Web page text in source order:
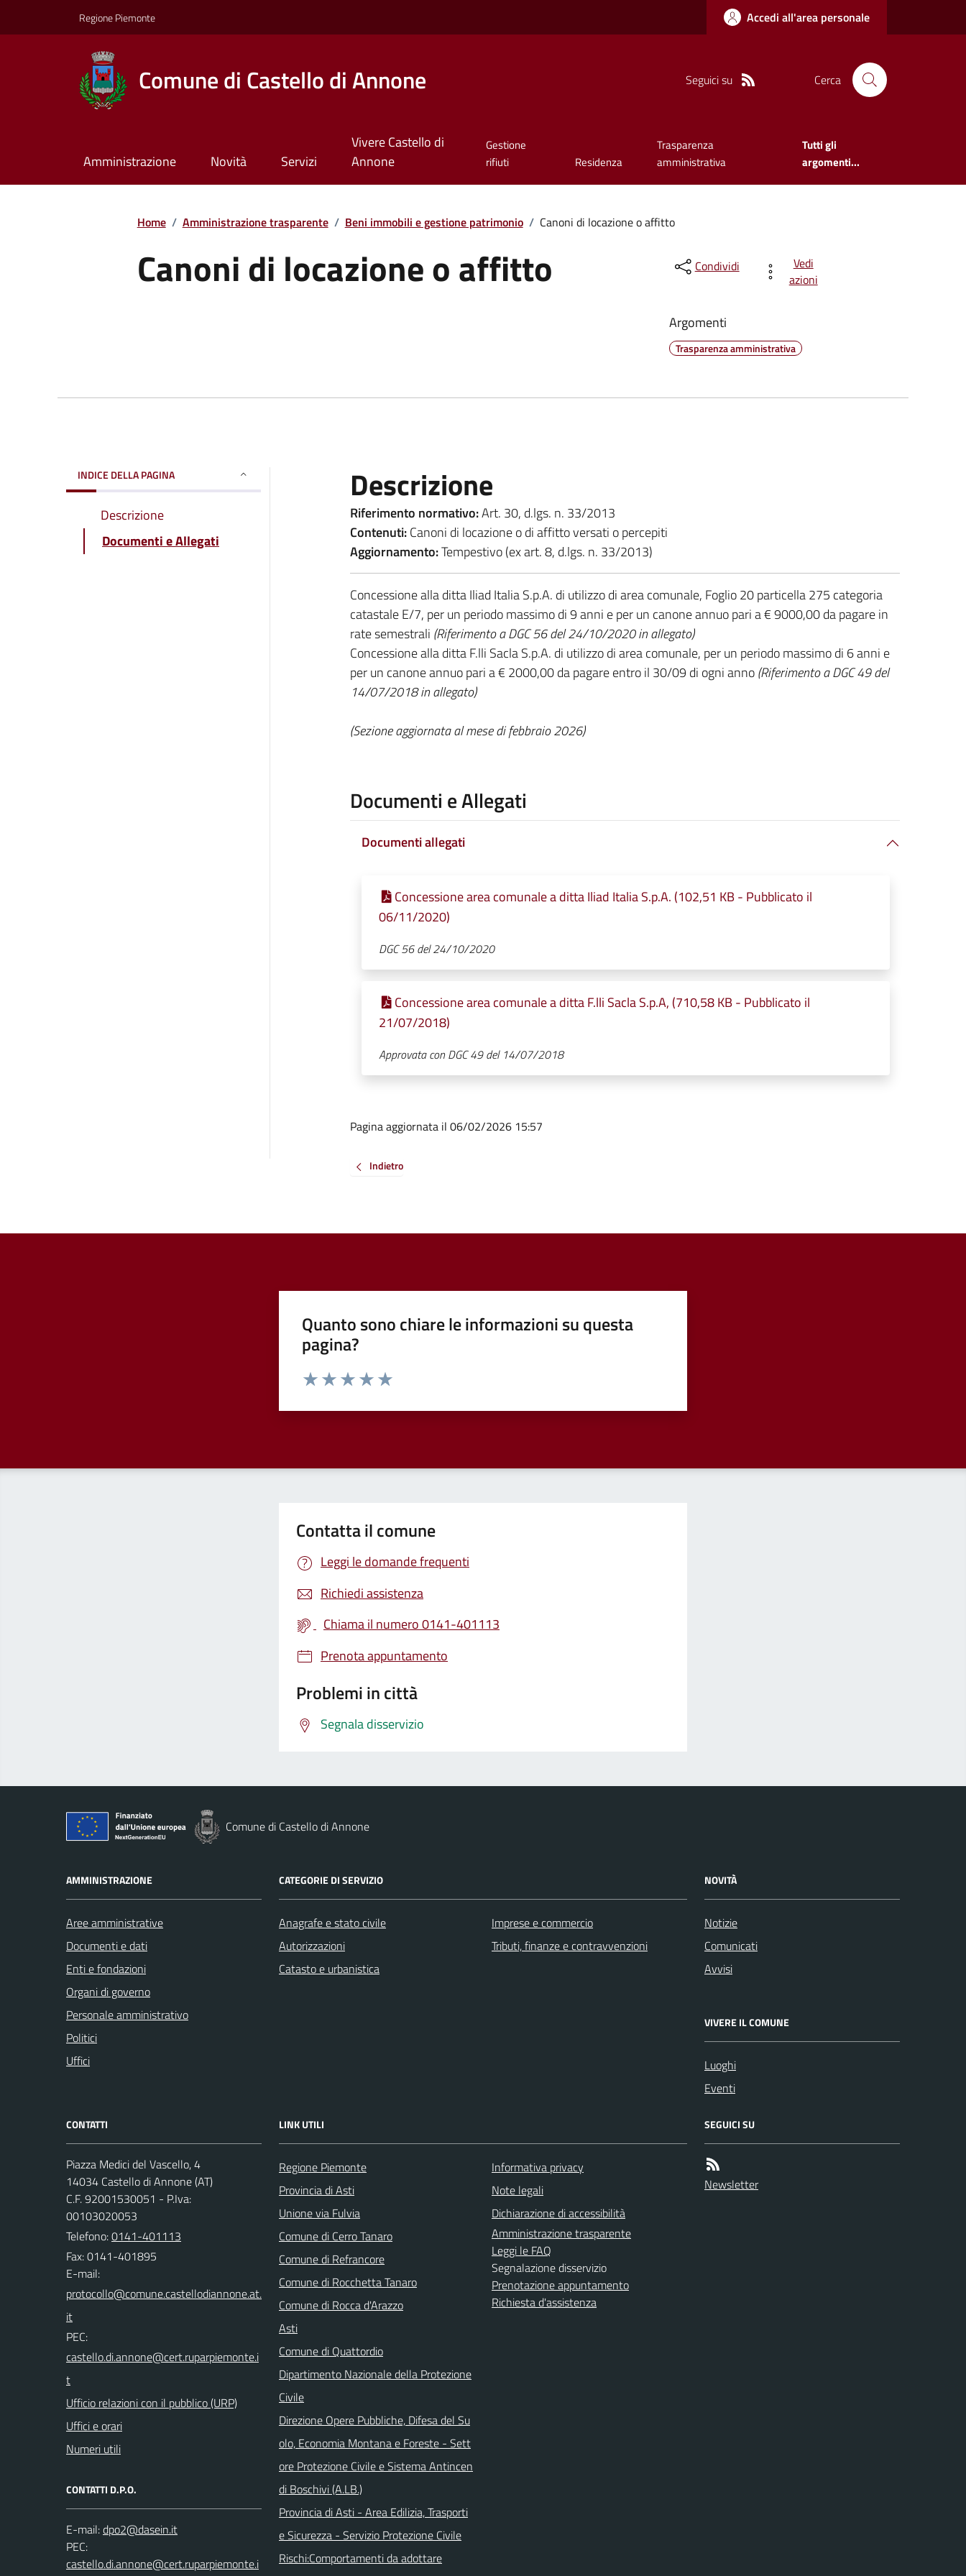
Regione Piemonte Accedi all'area personale
Comune di Castello di Annone Seguici su Cerca
Amministrazione Novità Servizi
Vivere Castello di
Annone
Gestione
rifiuti
Residenza
Trasparenza
amministrativa
Tutti gli
argomenti...
Home / Amministrazione trasparente / Beni immobili e gestione patrimonio / Canoni di locazione o affitto
Canoni di locazione o affitto Condividi
Vedi
azioni
Argomenti
Trasparenza amministrativa
INDICE DELLA PAGINA
Descrizione
Documenti e Allegati
Descrizione
Riferimento normativo:Art. 30, d.lgs. n. 33/2013
Contenuti:Canoni di locazione o di affitto versati o percepiti
Aggiornamento:Tempestivo (ex art. 8, d.lgs. n. 33/2013)
Concessione alla ditta Iliad Italia S.p.A. di utilizzo di area comunale, Foglio 20 particella 275 categoria
catastale E/7, per un periodo massimo di 9 anni e per un canone annuo pari a € 9000,00 da pagare in
rate semestrali (Riferimento a DGC 56 del 24/10/2020 in allegato)
Concessione alla ditta F.lli Sacla S.p.A. di utilizzo di area comunale, per un periodo massimo di 6 anni e
per un canone annuo pari a € 2000,00 da pagare entro il 30/09 di ogni anno(Riferimento a DGC 49 del
14/07/2018 in allegato)
(Sezione aggiornata al mese di febbraio 2026)
Documenti e Allegati
Documenti allegati
Concessione area comunale a ditta Iliad Italia S.p.A. (102,51 KB - Pubblicato il
06/11/2020)
DGC 56 del 24/10/2020
Concessione area comunale a ditta F.lli Sacla S.p.A, (710,58 KB - Pubblicato il
21/07/2018)
Approvata con DGC 49 del 14/07/2018
Pagina aggiornata il 06/02/2026 15:57
Indietro
Quanto sono chiare le informazioni su questa
pagina?
Valuta da 1 a 5 stelle la pagina
Contatta il comune
Leggi le domande frequenti
Richiedi assistenza
Chiama il numero 0141-401113
Prenota appuntamento
Problemi in città
Segnala disservizio
Comune di Castello di Annone
AMMINISTRAZIONE
Aree amministrative
Documenti e dati
Enti e fondazioni
Organi di governo
Personale amministrativo
Politici
Uffici
CATEGORIE DI SERVIZIO
Anagrafe e stato civile
Autorizzazioni
Catasto e urbanistica
Imprese e commercio
Tributi, finanze e contravvenzioni
NOVITÀ
Notizie
Comunicati
Avvisi
VIVERE IL COMUNE
Luoghi
Eventi
CONTATTI
Piazza Medici del Vascello, 4
14034 Castello di Annone (AT)
C.F. 92001530051 - P.Iva:
00103020053
Telefono:0141-401113
Fax: 0141-401895
E-mail:
PEC:
Ufficio relazioni con il pubblico (URP)
Uffici e orari
Numeri utili
CONTATTI D.P.O.
E-mail:
PEC:
LINK UTILI
Regione Piemonte
Provincia di Asti
Unione via Fulvia
Comune di Cerro Tanaro
Comune di Refrancore
Comune di Rocchetta Tanaro
Comune di Rocca d'Arazzo
Asti
Comune di Quattordio
Dipartimento Nazionale della Protezione
Civile
Direzione Opere Pubbliche, Difesa del Su
olo, Economia Montana e Foreste - Sett
ore Protezione Civile e Sistema Antincen
di Boschivi (A.LB.)
Provincia di Asti - Area Edilizia, Trasporti
e Sicurezza - Servizio Protezione Civile
Rischi:Comportamenti da adottare
Informativa privacy
Note legali
Dichiarazione di accessibilità
Amministrazione trasparente
Leggi le FAQ
Segnalazione disservizio
Prenotazione appuntamento
Richiesta d'assistenza
SEGUICI SU
Newsletter